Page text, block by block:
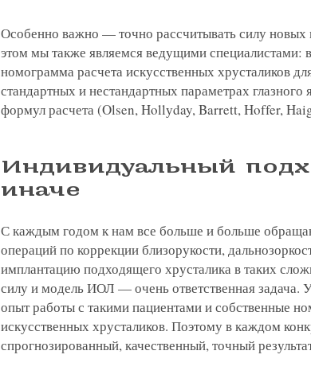
Особенно важно — точно рассчитывать силу новых
этом мы также являемся ведущими специалистами:
номограмма расчета искусственных хрусталиков
стандартных и нестандартных параметрах
формул расчета (Olsen, Hollуday, Barrett, Hoffer,
Индивидуальный
иначе
С каждым годом к нам все больше и больше
операций по коррекции близорукости,
имплантацию подходящего хрусталика в таких
силу и модель ИОЛ — очень ответственная задача.
опыт работы с такими пациентами и собственные
искусственных хрусталиков. Поэтому в каждом
спрогнозированный, качественный, точный